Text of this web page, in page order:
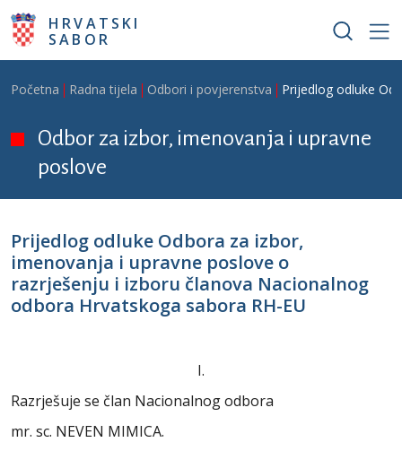
Skoči na glavni sadržaj
HRVATSKI
SABOR
Breadcrumb
Početna Radna tijela Odbori i povjerenstva Prijedlog odluke
Odbor za izbor, imenovanja i upravne
poslove
Prijedlog odluke Odbora za izbor,
imenovanja i upravne poslove o
razrješenju i izboru članova Nacionalnog
odbora Hrvatskoga sabora RH-EU
I.
Razrješuje se član Nacionalnog odbora
mr. sc. NEVEN MIMICA.